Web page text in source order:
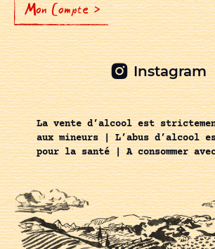
Mon Compte >
Instagram
La vente d’alcool est
aux mineurs | L’abus d’alcool
pour la santé | A consommer